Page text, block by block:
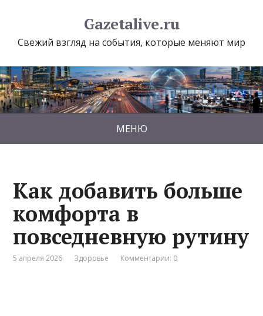
Gazetalive.ru
Свежий взгляд на события, которые меняют мир
МЕНЮ
Как добавить больше
комфорта в
повседневную рутину
5 апреля 2026 Здоровье Комментарии: 0